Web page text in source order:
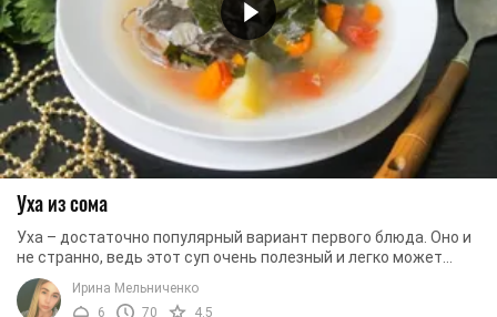
Уха из сома
Уха – достаточно популярный вариант первого блюда. Оно и
не странно, ведь этот суп очень полезный и легко может
заменить на обеденном столе блюда из ...
Ирина Мельниченко
6
70 4.5